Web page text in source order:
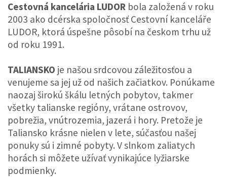
Cestovná kancelária LUDOR bola založená v roku
2003 ako dcérska spoločnosť Cestovní kanceláře
LUDOR, ktorá úspešne pôsobí na českom trhu už
od roku 1991.
TALIANSKO je našou srdcovou záležitosťou a
venujeme sa jej už od našich začiatkov. Ponúkame
naozaj širokú škálu letných pobytov, takmer
všetky talianske regióny, vrátane ostrovov,
pobrežia, vnútrozemia, jazerá i hory. Pretože je
Taliansko krásne nielen v lete, súčasťou našej
ponuky sú i zimné pobyty. V slnkom zaliatych
horách si môžete užívať vynikajúce lyžiarske
podmienky.